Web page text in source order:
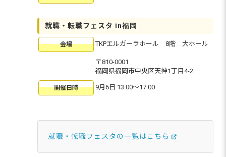
就職・転職フェスタ in福岡
会場 TKPエルガーラホール 8階 大ホール
〒810-0001
福岡県福岡市中央区天神1丁目4-2
開催日時 9月6日 13:00〜17:00
就職・転職フェスタの一覧はこちら